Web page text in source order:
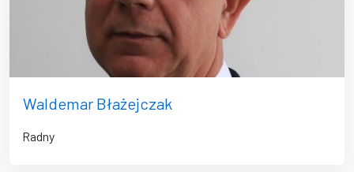
Waldemar Błażejczak
Radny